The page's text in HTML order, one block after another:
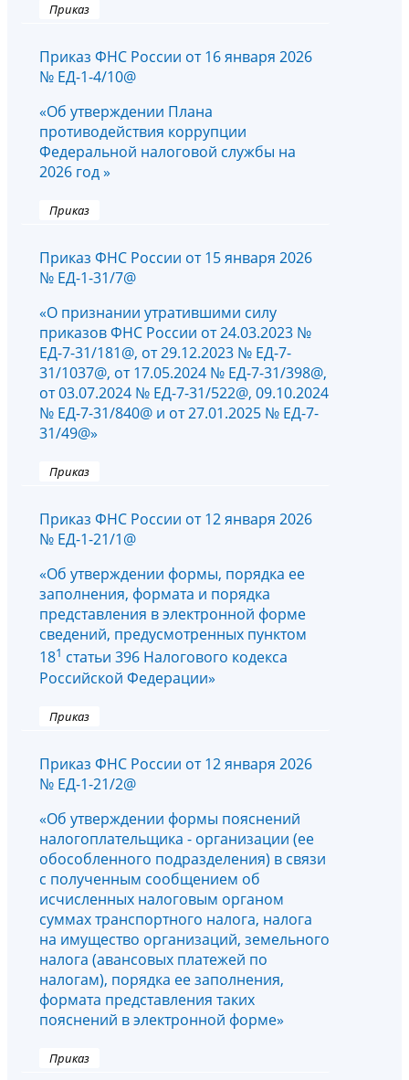
Приказ
Приказ ФНС России от 16 января 2026
№ ЕД-1-4/10@
«Об утверждении Плана
противодействия коррупции
Федеральной налоговой службы на
2026 год »
Приказ
Приказ ФНС России от 15 января 2026
№ ЕД-1-31/7@
«О признании утратившими силу
приказов ФНС России от 24.03.2023 №
ЕД-7-31/181@, от 29.12.2023 № ЕД-7-
31/1037@, от 17.05.2024 № ЕД-7-31/398@,
от 03.07.2024 № ЕД-7-31/522@, 09.10.2024
№ ЕД-7-31/840@ и от 27.01.2025 № ЕД-7-
31/49@»
Приказ
Приказ ФНС России от 12 января 2026
№ ЕД-1-21/1@
«Об утверждении формы, порядка ее
заполнения, формата и порядка
представления в электронной форме
сведений, предусмотренных пунктом
181 статьи 396 Налогового кодекса
Российской Федерации»
Приказ
Приказ ФНС России от 12 января 2026
№ ЕД-1-21/2@
«Об утверждении формы пояснений
налогоплательщика - организации (ее
обособленного подразделения) в связи
с полученным сообщением об
исчисленных налоговым органом
суммах транспортного налога, налога
на имущество организаций, земельного
налога (авансовых платежей по
налогам), порядка ее заполнения,
формата представления таких
пояснений в электронной форме»
Приказ